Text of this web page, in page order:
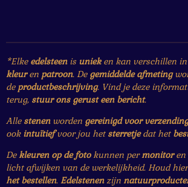
*Elke edelsteenis unieken kan verschillen in
kleuren patroon. De gemiddelde afmeting
de productbeschrijving. Vind je deze
terug, stuur ons gerust een bericht.
Alle stenenworden gereinigd voor verzending
ook intuïtiefvoor jou het sterretjedat het
Dekleuren op de fotokunnen permonitoren
licht afwijken van de werkelijkheid. Houd
het bestellen. Edelstenenzijn